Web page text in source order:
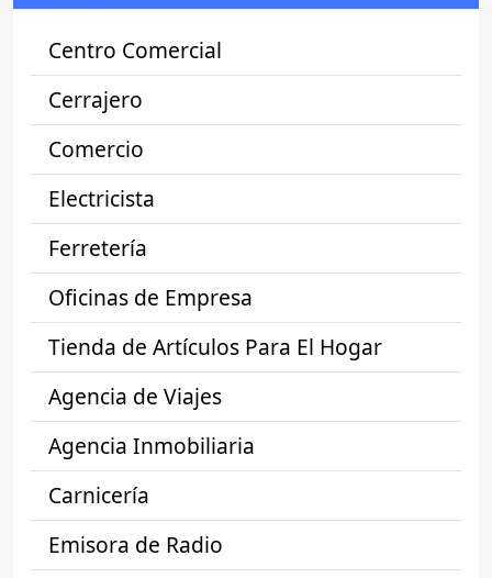
Centro Comercial
Cerrajero
Comercio
Electricista
Ferretería
Oficinas de Empresa
Tienda de Artículos Para El Hogar
Agencia de Viajes
Agencia Inmobiliaria
Carnicería
Emisora de Radio